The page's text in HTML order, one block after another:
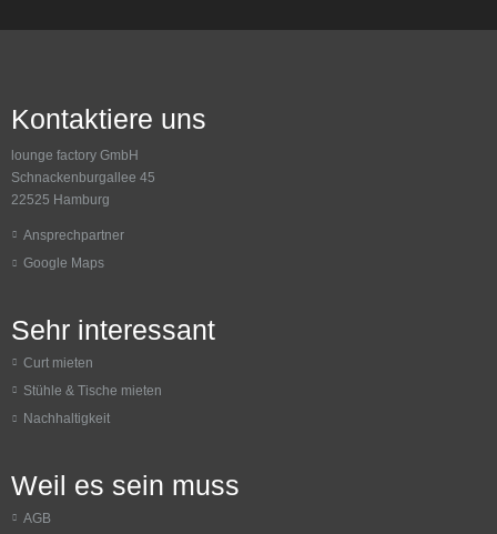
Kontaktiere uns
lounge factory GmbH
Schnackenburgallee 45
22525 Hamburg
Ansprechpartner
Google Maps
Sehr interessant
Curt mieten
Stühle & Tische mieten
Nachhaltigkeit
Weil es sein muss
AGB